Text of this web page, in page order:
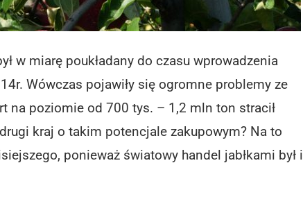
w miarę poukładany do czasu wprowadzenia
Wówczas pojawiły się ogromne problemy ze
na poziomie od 700 tys. – 1,2 mln ton stracił
kraj o takim potencjale zakupowym? Na to
ponieważ światowy handel jabłkami był i